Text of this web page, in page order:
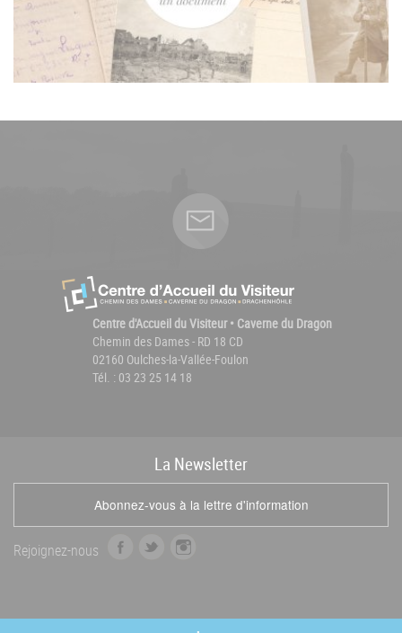
Centre d'Accueil du Visiteur • Caverne du Dragon
Chemin des Dames - RD 18 CD
02160 Oulches-la-Vallée-Foulon
Tél. : 03 23 25 14 18
La Newsletter
Abonnez-vous à la lettre d'information
Rejoignez-nous
b
t
a